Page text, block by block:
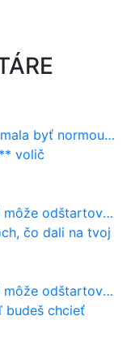
dnes stojí priemerne 1251 eur!
volič
nový trend
čo dali na tvoj
nový trend
budeš chcieť